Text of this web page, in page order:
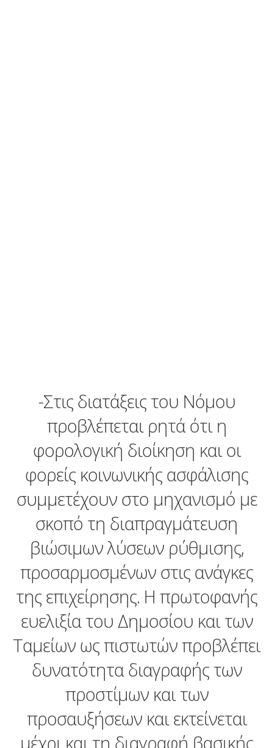
-Στις διατάξεις του Νόμου
προβλέπεται ρητά ότι η
φορολογική διοίκηση και οι
φορείς κοινωνικής ασφάλισης
συµµετέχουν στο µηχανισµό µε
σκοπό τη διαπραγµάτευση
βιώσιµων λύσεων ρύθμισης,
προσαρµοσµένων στις ανάγκες
της επιχείρησης. Η πρωτοφανής
ευελιξία του Δηµοσίου και των
Ταμείων ως πιστωτών προβλέπει
δυνατότητα διαγραφής των
προστίμων και των
προσαυξήσεων και εκτείνεται
µέχρι και τη διαγραφή βασικής